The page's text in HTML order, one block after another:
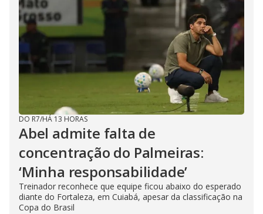
DO R7/HÁ 13 HORAS
Abel admite falta de
concentração do Palmeiras:
‘Minha responsabilidade’
Treinador reconhece que equipe ficou abaixo do esperado
diante do Fortaleza, em Cuiabá, apesar da classificação na
Copa do Brasil